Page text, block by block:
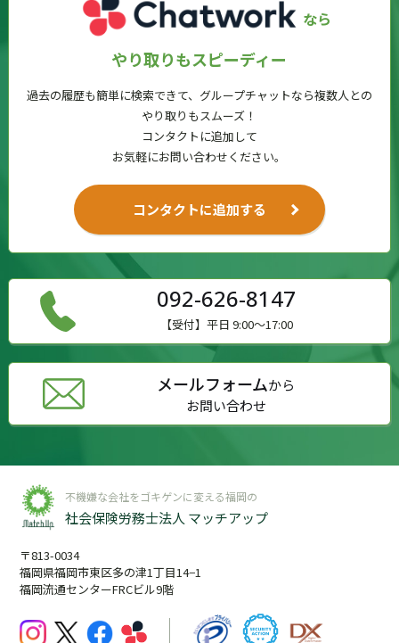
なら
やり取りもスピーディー
過去の履歴も簡単に検索できて、グループチャットなら複数人との
やり取りもスムーズ！
コンタクトに追加して
お気軽にお問い合わせください。
コンタクトに追加する
092-626-8147
【受付】平日 9:00～17:00
メールフォームから
お問い合わせ
不機嫌な会社をゴキゲンに変える福岡の
社会保険労務士法人 マッチアップ
〒813-0034
福岡県福岡市東区多の津1丁目14−1
福岡流通センターFRCビル9階